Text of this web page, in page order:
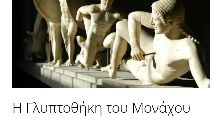
Η Γλυπτοθήκη του Μονάχου